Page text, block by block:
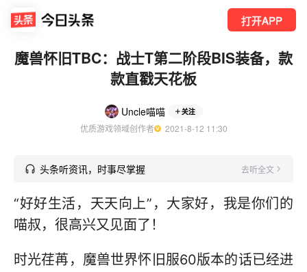
打开APP
魔兽怀旧TBC：战士T第二阶段BIS装备，款
款直戳天花板
Uncle喵喵 关注
优质游戏领域创作者
  2021-8-12 11:30
头条听资讯，时事尽掌握 去听全文
“好好生活，天天向上”，大家好，我是你们的
喵叔，很高兴又见面了！
时光荏苒，魔兽世界怀旧服60版本的话已经进